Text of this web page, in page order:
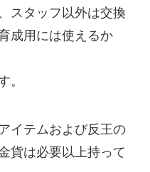
スタッフ以外は交換
成用には使えるか
。
イテムおよび反王の
貨は必要以上持って